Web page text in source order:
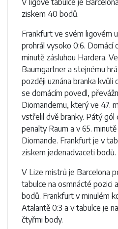
V ligové tabulce je
ziskem 40 bodů.
Frankfurt ve svém ligovém
prohrál vysoko 0:6. Domácí
minutě zásluhou Hardera.
Baumgartner a stejnému
později uznána branka kvůli
se domácím povedl,
Diomandemu, který ve 47.
vstřelil dvě branky. Pátý gól
penalty Raum a v 65.
Diomande. Frankfurt je v
ziskem jedenadvaceti bodů.
V Lize mistrů je Barcelona
tabulce na osmnácté pozici
bodů. Frankfurt v minulém
Atalantě 0:3 a v tabulce je
čtyřmi body.